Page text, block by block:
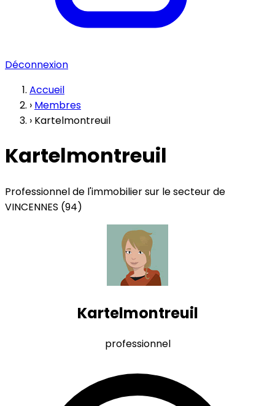
Déconnexion
Accueil
› Membres
› Kartelmontreuil
Kartelmontreuil
Professionnel de l'immobilier sur le secteur de
VINCENNES (94)
Kartelmontreuil
professionnel